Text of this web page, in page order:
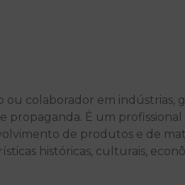
colaborador em indústrias,
propaganda. É um profissional
de produtos e de
históricas, culturais,